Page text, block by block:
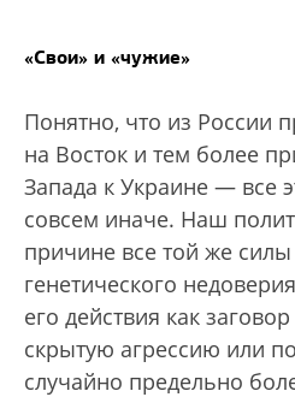
«Свои» и «чужие»
Понятно, что из России
на Восток и тем более
Запада к Украине — все
совсем иначе. Наш
причине все той же
генетического
его действия как
скрытую агрессию или
случайно предельно